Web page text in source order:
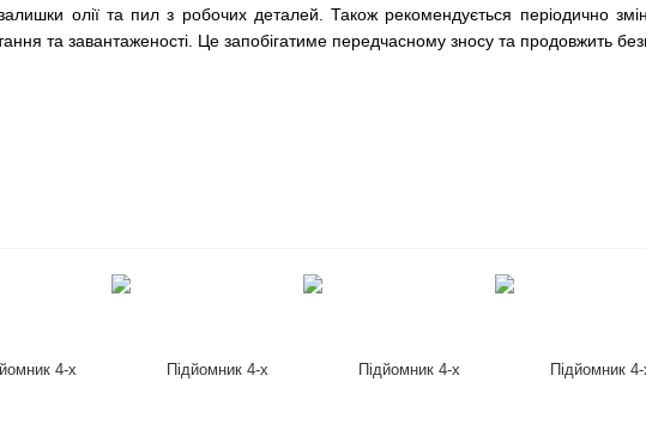
олії та пил з робочих деталей. Також рекомендується періодично
та завантаженості. Це запобігатиме передчасному зносу та продовжить